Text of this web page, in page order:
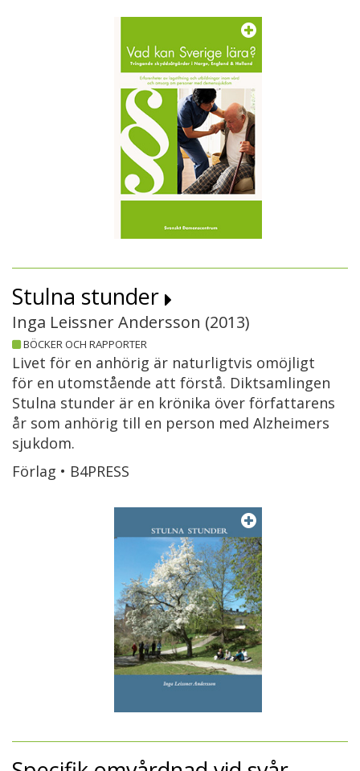
Stulna stunder
Inga Leissner Andersson (2013)
BÖCKER OCH RAPPORTER
Livet för en anhörig är naturligtvis omöjligt
för en utomstående att förstå. Diktsamlingen
Stulna stunder är en krönika över författarens
år som anhörig till en person med Alzheimers
sjukdom.
Förlag • B4PRESS